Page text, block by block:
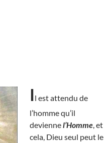
Il est attendu de
l’homme qu’il
deviennel’Homme , et
cela, Dieu seul peut le